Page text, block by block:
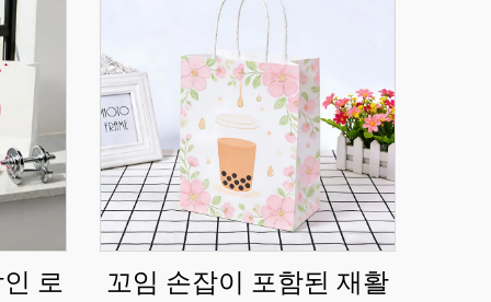
로
꼬임 손잡이 포함된 재활